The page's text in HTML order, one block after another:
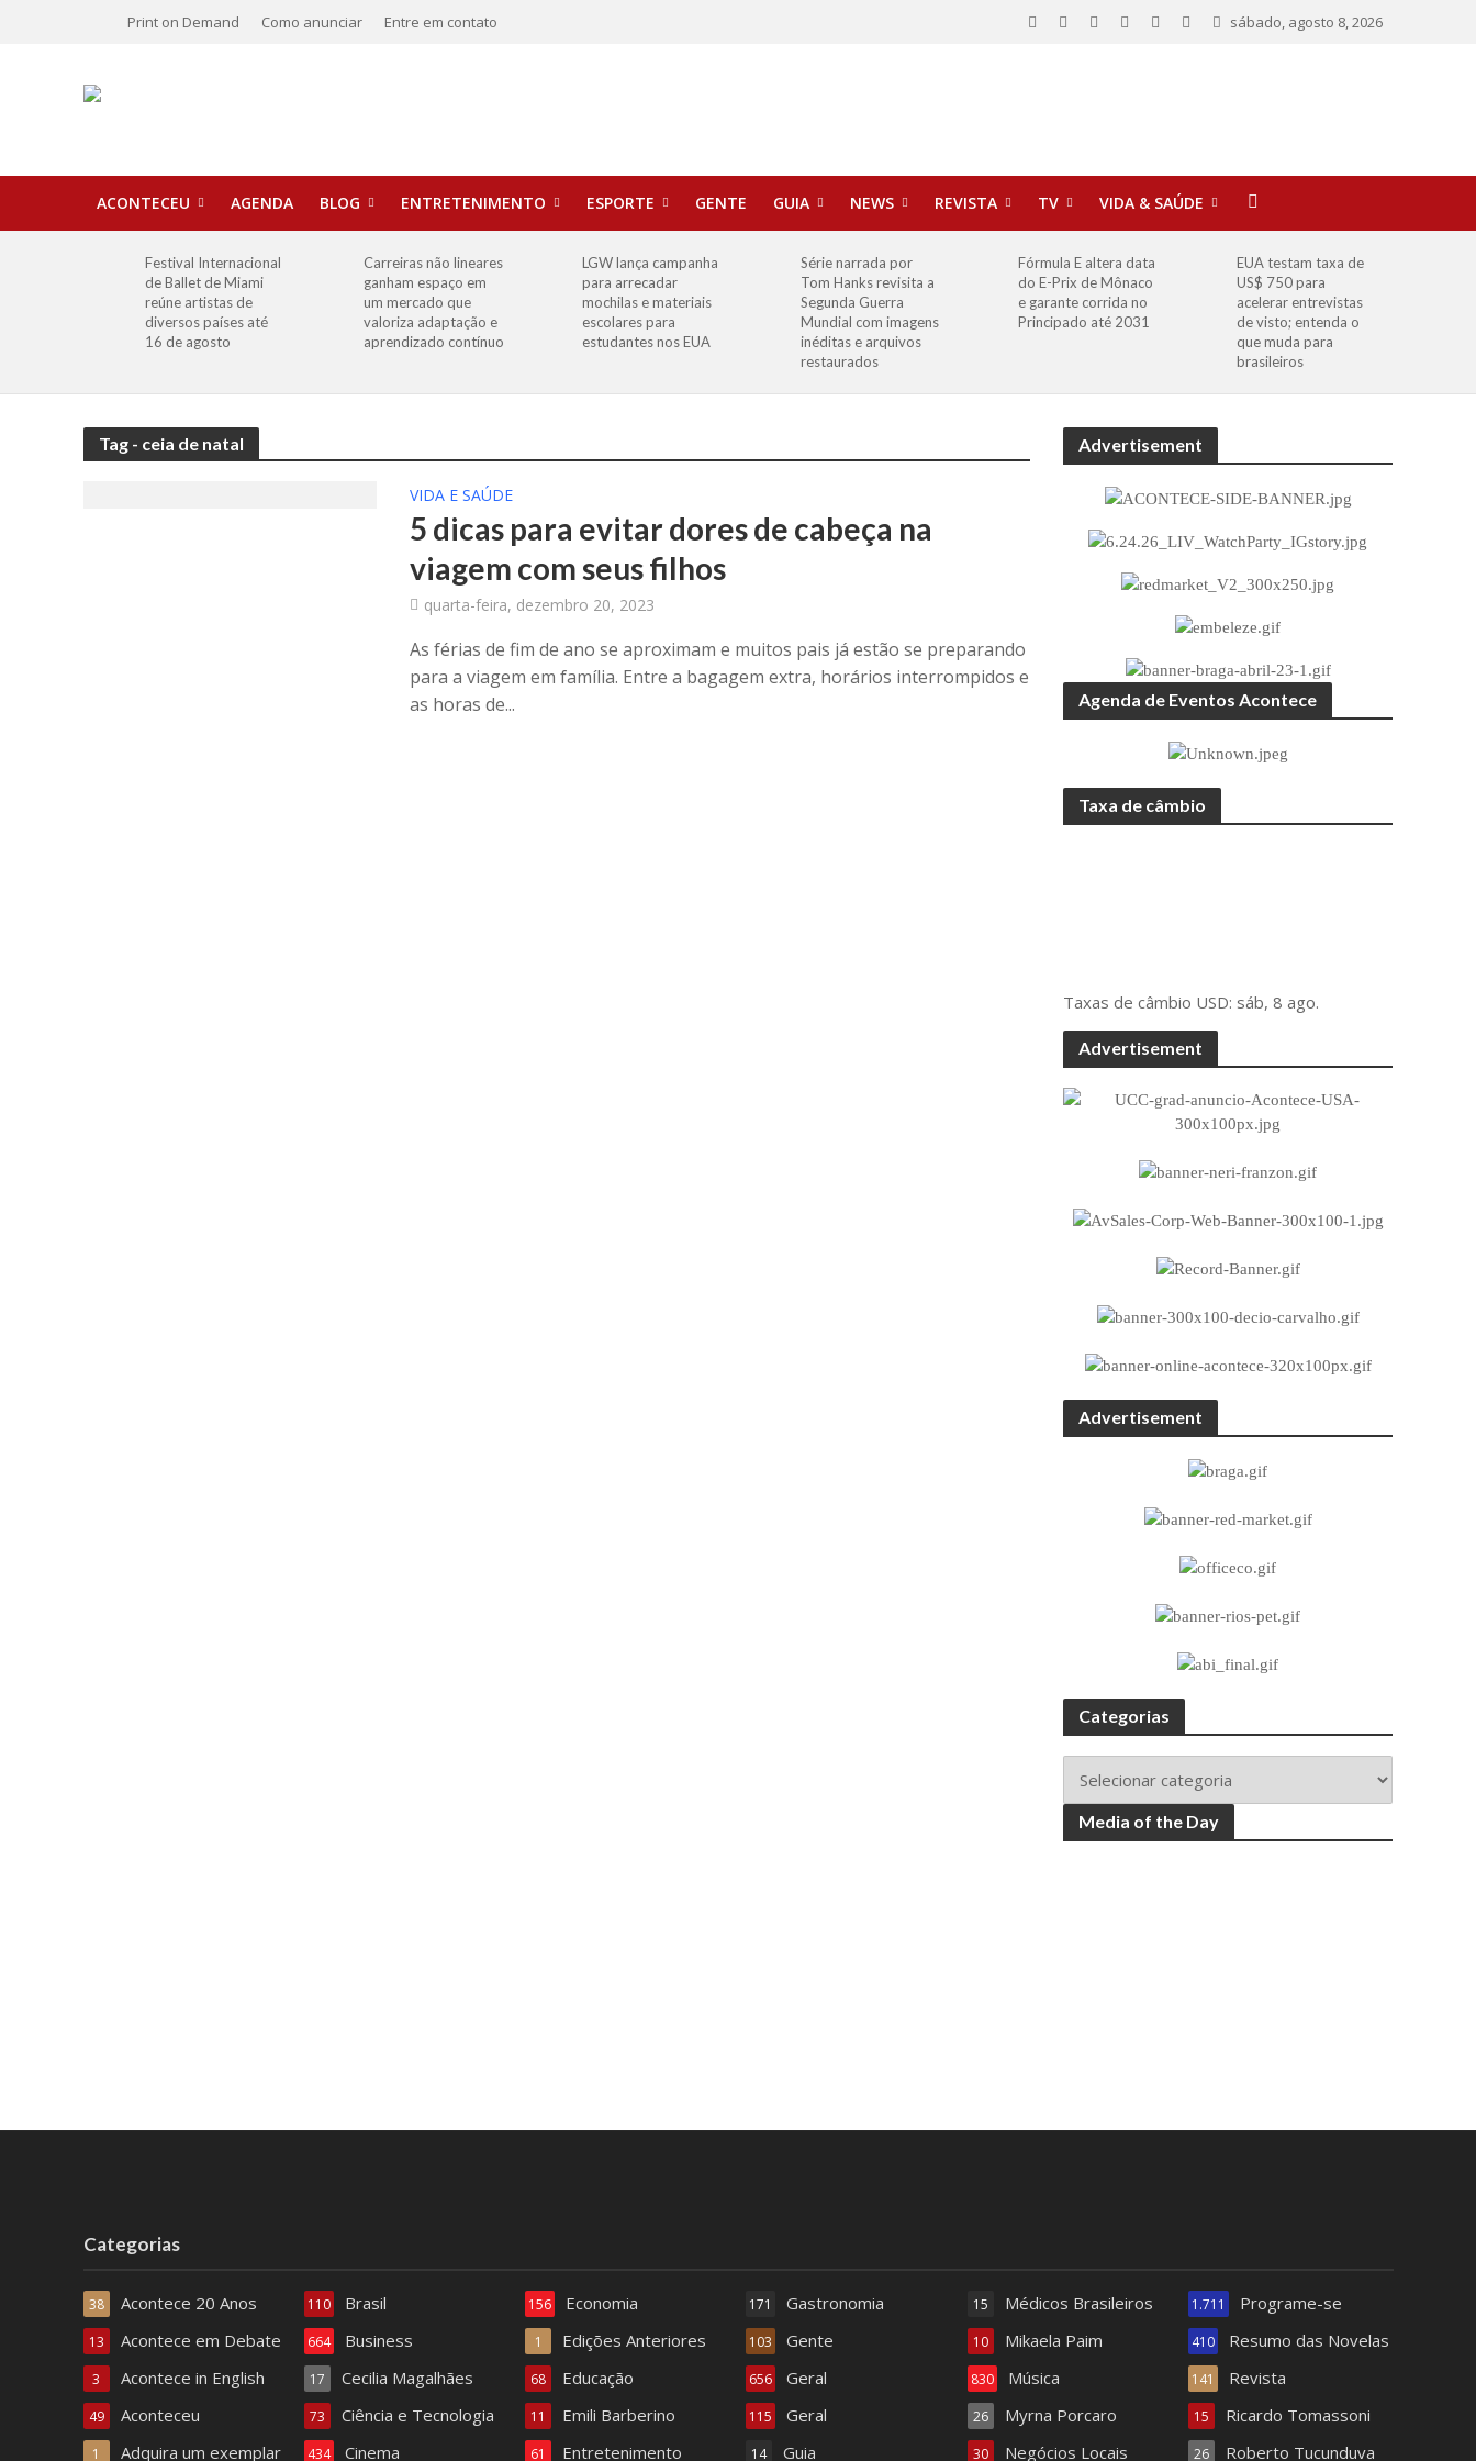
Print on Demand Como anunciar Entre em contato sábado, agosto 8, 2026
ACONTECEU AGENDA BLOG ENTRETENIMENTO ESPORTE GENTE GUIA NEWS REVISTA TV VIDA & SAÚDE
Festival Internacional
de Ballet de Miami
reúne artistas de
diversos países até
16 de agosto
Carreiras não lineares
ganham espaço em
um mercado que
valoriza adaptação e
aprendizado contínuo
LGW lança campanha
para arrecadar
mochilas e materiais
escolares para
estudantes nos EUA
Série narrada por
Tom Hanks revisita a
Segunda Guerra
Mundial com imagens
inéditas e arquivos
restaurados
Fórmula E altera data
do E-Prix de Mônaco
e garante corrida no
Principado até 2031
EUA testam taxa de
US$ 750 para
acelerar entrevistas
de visto; entenda o
que muda para
brasileiros
Tag - ceia de natal
VIDA E SAÚDE
5 dicas para evitar dores de cabeça na
viagem com seus filhos
quarta-feira, dezembro 20, 2023
As férias de fim de ano se aproximam e muitos pais já estão se preparando
para a viagem em família. Entre a bagagem extra, horários interrompidos e
as horas de...
Advertisement
Agenda de Eventos Acontece
Taxa de câmbio
Taxas de câmbio USD: sáb, 8 ago.
Advertisement
Advertisement
Categorias
Media of the Day
Categorias
Acontece 20 Anos
38
Acontece em Debate
13
Acontece in English
3
Aconteceu
49
Adquira um exemplar
1
Brasil
110
Business
664
Cecilia Magalhães
17
Ciência e Tecnologia
73
Cinema
434
Economia
156
Edições Anteriores
1
Educação
68
Emili Barberino
11
Entretenimento
61
Gastronomia
171
Gente
103
Geral
656
Geral
115
Guia
14
Médicos Brasileiros
15
Mikaela Paim
10
Música
830
Myrna Porcaro
26
Negócios Locais
30
Programe-se
1.711
Resumo das Novelas
410
Revista
141
Ricardo Tomassoni
15
Roberto Tucunduva
26